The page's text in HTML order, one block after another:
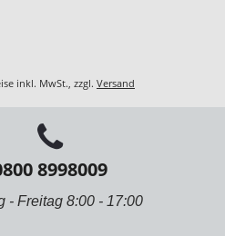
inkl. MwSt., zzgl. Versand
8998009
- Freitag 8:00 - 17:00